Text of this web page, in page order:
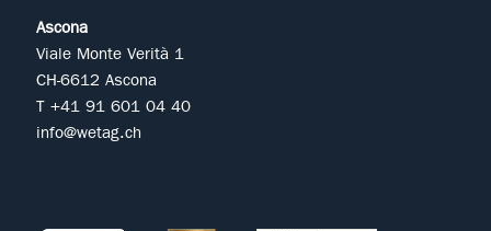
Ascona
Viale Monte Verità 1
CH-6612 Ascona
T +41 91 601 04 40
info@wetag.ch